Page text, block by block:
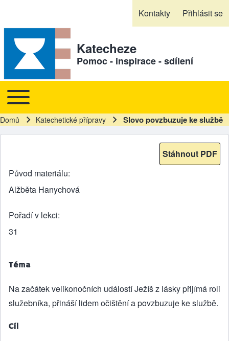
Kontakty Přihlásit se
Katecheze
Pomoc - inspirace - sdílení
Hlavní navigace
Toggle main menu
Drobečková navigace
Domů Katechetické přípravy Slovo povzbuzuje ke službě
Stáhnout PDF
Původ materiálu
Alžběta Hanychová
Pořadí v lekci
31
Téma
Na začátek velikonočních událostí Ježíš z lásky přijímá roli
služebníka, přináší lidem očištění a povzbuzuje ke službě.
Cíl